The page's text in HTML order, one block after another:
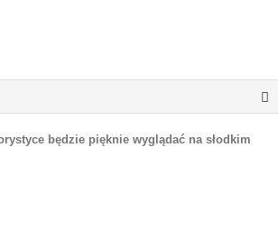
będzie pięknie wyglądać na słodkim